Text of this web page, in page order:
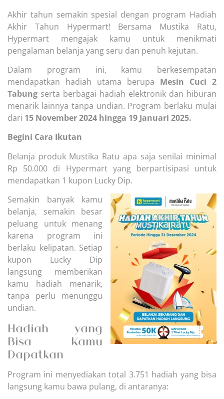
Akhir tahun semakin spesial dengan program Hadiah
Akhir Tahun Hypermart! Bersama Mustika Ratu,
Hypermart mengajak kamu untuk menikmati
pengalaman belanja yang seru dan penuh kejutan.
Dalam program ini, kamu berkesempatan
mendapatkan hadiah utama berupa Mesin Cuci 2
Tabung serta berbagai hadiah elektronik dan hiburan
menarik lainnya tanpa undian. Program berlaku mulai
dari 15 November 2024 hingga 19 Januari 2025.
Begini Cara Ikutan
Belanja produk Mustika Ratu apa saja senilai minimal
Rp 50.000 di Hypermart yang berpartisipasi untuk
mendapatkan 1 kupon Lucky Dip.
Semakin banyak kamu
belanja, semakin besar
peluang untuk menang
karena program ini
berlaku kelipatan. Setiap
kupon Lucky Dip
langsung memberikan
kamu hadiah menarik,
tanpa perlu menunggu
undian.
Hadiah yang
Bisa Kamu
Dapatkan
Program ini menyediakan total 3.751 hadiah yang bisa
langsung kamu bawa pulang, di antaranya: